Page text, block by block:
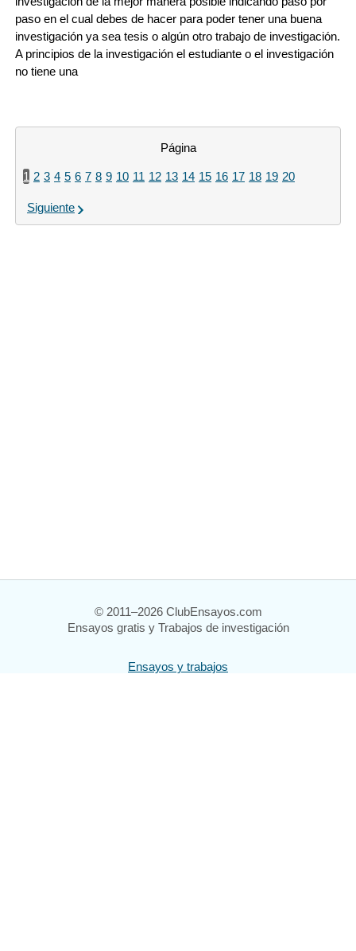
paso en el cual debes de hacer para poder tener una buena
investigación ya sea tesis o algún otro trabajo de investigación.
A principios de la investigación el estudiante o el investigación
no tiene una
Página
1 2 3 4 5 6 7 8 9 10 11 12 13 14 15 16 17 18 19 20
Siguiente
© 2011–2026 ClubEnsayos.com
Ensayos gratis y Trabajos de investigación
Ensayos y trabajos